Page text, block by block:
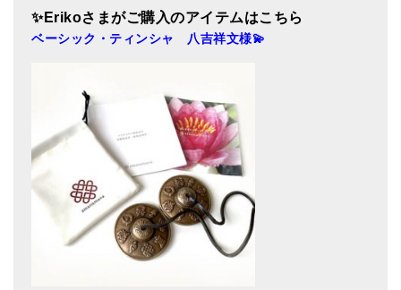
ロゴステッカー・ポストカード各種
チベット・マントラ・ヒーリングCD
ギフトラッピング
シンギングボウル講座
初級講座
倍音呼吸法レッスン
✨Erikoさまがご購入のアイテムはこちら
ベーシック・ティンシャ 八吉祥文様💫